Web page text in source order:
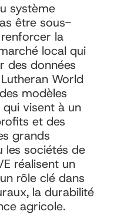
système
être sous-
la
local qui
des données
World
modèles
visent à un
et des
grands
les sociétés de
réalisent un
rôle clé dans
la durabilité
agricole.